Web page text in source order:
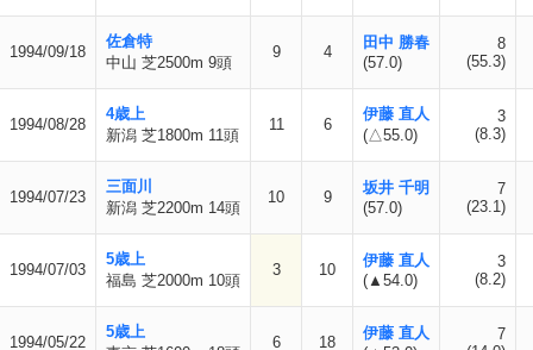
1994/09/18
佐倉特
中山 芝2500m 9頭
9 4
田中 勝春
(57.0)
8
(55.3)
1994/08/28
4歳上
新潟 芝1800m 11頭
11 6
伊藤 直人
(△55.0)
3
(8.3)
1994/07/23
三面川
新潟 芝2200m 14頭
10 9
坂井 千明
(57.0)
7
(23.1)
1994/07/03
5歳上
福島 芝2000m 10頭
3 10
伊藤 直人
(▲54.0)
3
(8.2)
1994/05/22
5歳上
6 18
伊藤 直人
7